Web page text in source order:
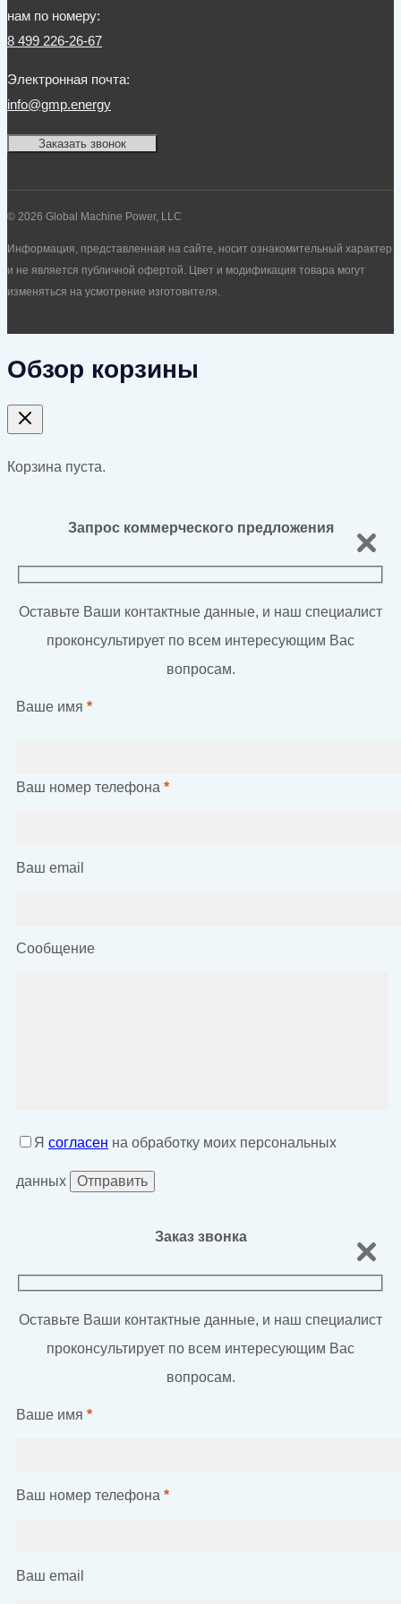
нам по номеру:
8 499 226-26-67
Электронная почта:
info@gmp.energy
Заказать звонок
© 2026 Global Machine Power, LLC
Информация, представленная на сайте, носит ознакомительный характер
и не является публичной офертой. Цвет и модификация товара могут
изменяться на усмотрение изготовителя.
Обзор корзины
Корзина пуста.
Запрос коммерческого предложения
Оставьте Ваши контактные данные, и наш специалист
проконсультирует по всем интересующим Вас
вопросам.
Ваше имя *
Ваш номер телефона *
Ваш email
Сообщение
Я согласен на обработку моих персональных
данных
Заказ звонка
Оставьте Ваши контактные данные, и наш специалист
проконсультирует по всем интересующим Вас
вопросам.
Ваше имя *
Ваш номер телефона *
Ваш email